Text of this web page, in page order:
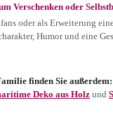
Verschenken oder
oder als Erweiterung
Humor und eine
finden Sie außerdem:
Deko aus Holz und